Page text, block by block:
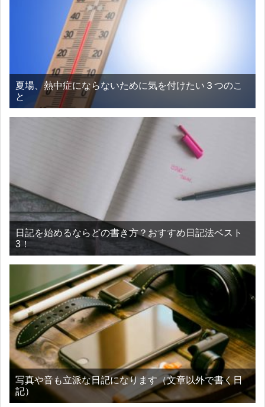
夏場、熱中症にならないために気を付けたい３つのこ
と
日記を始めるならどの書き方？おすすめ日記法ベスト
3！
写真や音も立派な日記になります（文章以外で書く日
記）